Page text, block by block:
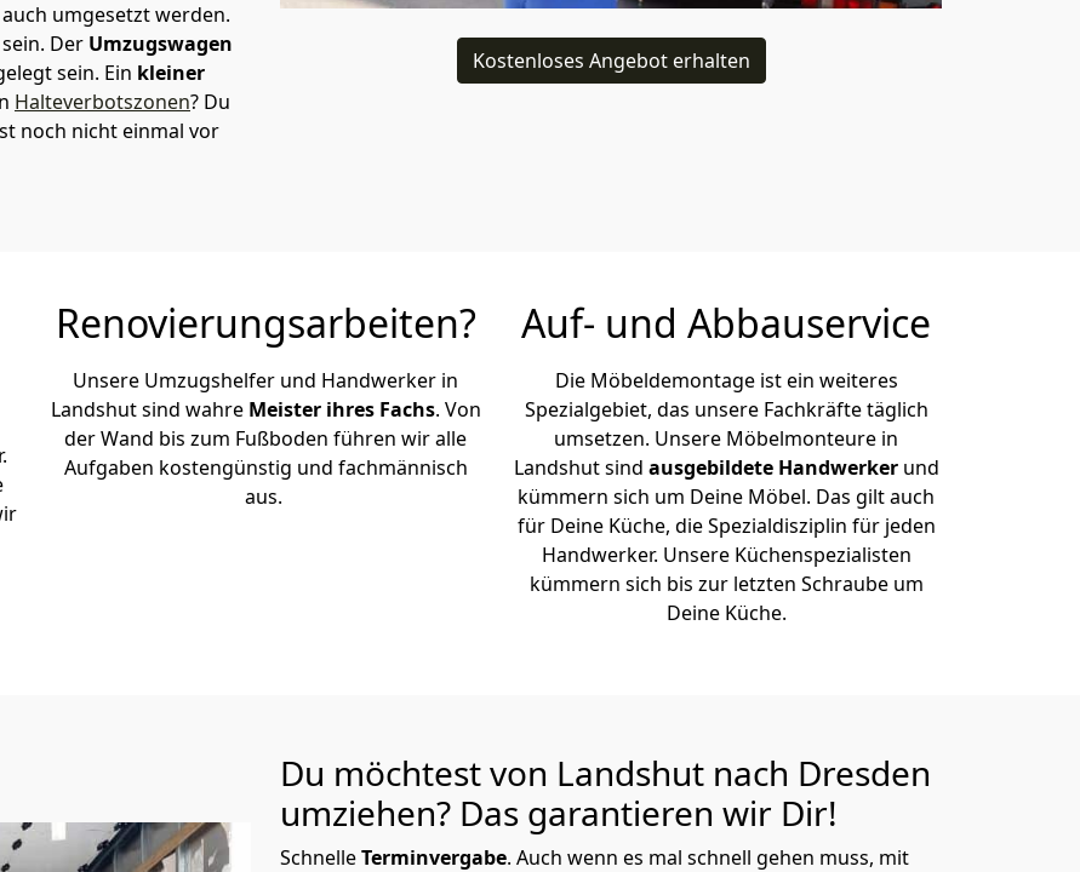
umgesetzt werden.
Der Umzugswagen
sein. Ein kleiner
Halteverbotszonen? Du
noch nicht einmal vor
Kostenloses Angebot erhalten
Renovierungsarbeiten?
Unsere Umzugshelfer und Handwerker in
Landshut sind wahre Meister ihres Fachs. Von
der Wand bis zum Fußboden führen wir alle
Aufgaben kostengünstig und fachmännisch
aus.
Auf- und Abbauservice
Die Möbeldemontage ist ein weiteres
Spezialgebiet, das unsere Fachkräfte täglich
umsetzen. Unsere Möbelmonteure in
Landshut sind ausgebildete Handwerker und
kümmern sich um Deine Möbel. Das gilt auch
für Deine Küche, die Spezialdisziplin für jeden
Handwerker. Unsere Küchenspezialisten
kümmern sich bis zur letzten Schraube um
Deine Küche.
Du möchtest von Landshut nach Dresden
umziehen? Das garantieren wir Dir!
SchnelleTerminvergabe. Auch wenn es mal schnell gehen muss, mit